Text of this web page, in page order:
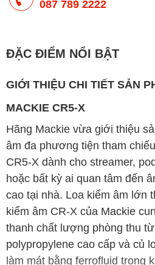
087 789 2222
ĐẶC ĐIỂM NỔI BẬT
GIỚI THIỆU CHI TIẾT SẢN
MACKIE CR5-X
Hãng Mackie vừa giới thiệu
âm đa phương tiện tham
CR5-X dành cho streamer,
hoặc bất kỳ ai quan tâm đến
cao tại nhà. Loa kiểm âm lớn
kiểm âm CR-X của Mackie
thanh chất lượng phòng thu
polypropylene cao cấp và củ
làm mát bằng ferrofluid trong